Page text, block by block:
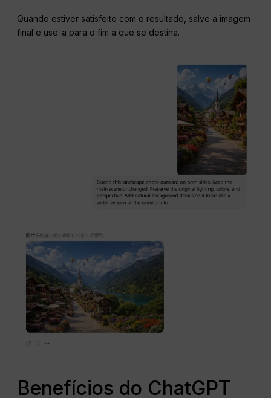
Quando estiver satisfeito com o resultado, salve a imagem
final e use-a para o fim a que se destina.
Benefícios do ChatGPT